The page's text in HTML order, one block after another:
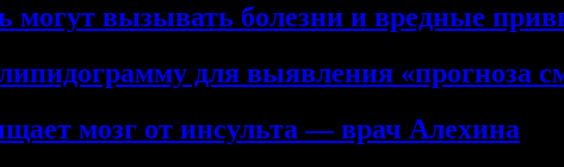
могут вызывать болезни и вредные
для выявления «прогноза
мозг от инсульта — врач Алехина